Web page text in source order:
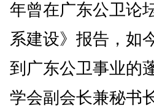
年曾在广东公卫论
系建设》报告，如
到广东公卫事业的
学会副会长兼秘书